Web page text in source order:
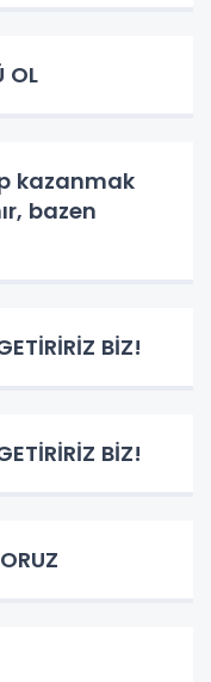
OL
bazen
BİZ!
BİZ!